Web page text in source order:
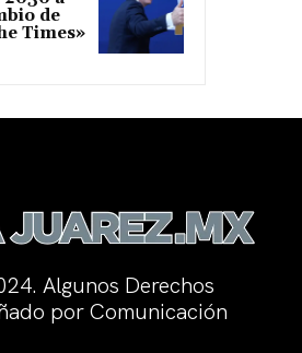
de
Times»
Algunos Derechos
por Comunicación